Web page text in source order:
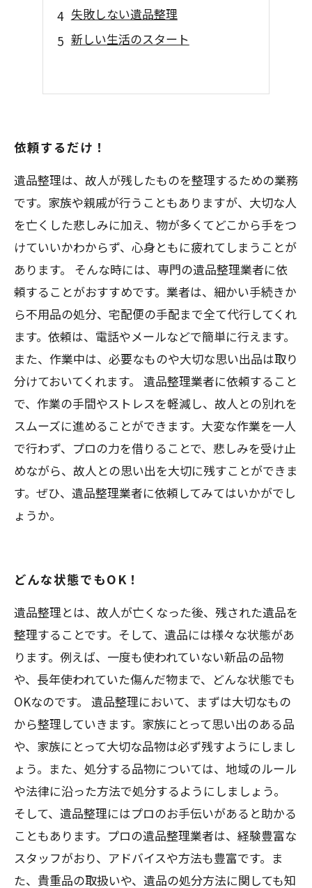
失敗しない遺品整理
新しい生活のスタート
依頼するだけ！
遺品整理は、故人が残したものを整理するための業務
です。家族や親戚が行うこともありますが、大切な人
を亡くした悲しみに加え、物が多くてどこから手をつ
けていいかわからず、心身ともに疲れてしまうことが
あります。 そんな時には、専門の遺品整理業者に依
頼することがおすすめです。業者は、細かい手続きか
ら不用品の処分、宅配便の手配まで全て代行してくれ
ます。依頼は、電話やメールなどで簡単に行えます。
また、作業中は、必要なものや大切な思い出品は取り
分けておいてくれます。 遺品整理業者に依頼すること
で、作業の手間やストレスを軽減し、故人との別れを
スムーズに進めることができます。大変な作業を一人
で行わず、プロの力を借りることで、悲しみを受け止
めながら、故人との思い出を大切に残すことができま
す。ぜひ、遺品整理業者に依頼してみてはいかがでし
ょうか。
どんな状態でもOK！
遺品整理とは、故人が亡くなった後、残された遺品を
整理することです。そして、遺品には様々な状態があ
ります。例えば、一度も使われていない新品の品物
や、長年使われていた傷んだ物まで、どんな状態でも
OKなのです。 遺品整理において、まずは大切なもの
から整理していきます。家族にとって思い出のある品
や、家族にとって大切な品物は必ず残すようにしまし
ょう。また、処分する品物については、地域のルール
や法律に沿った方法で処分するようにしましょう。
そして、遺品整理にはプロのお手伝いがあると助かる
こともあります。プロの遺品整理業者は、経験豊富な
スタッフがおり、アドバイスや方法も豊富です。ま
た、貴重品の取扱いや、遺品の処分方法に関しても知